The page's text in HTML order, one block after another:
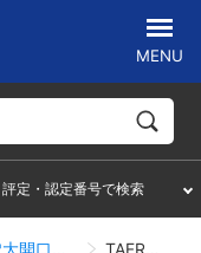
MENU
定・認定番号で検索
ロクマックス丸穴大開口用Z・C金具セット TAFRXMZC